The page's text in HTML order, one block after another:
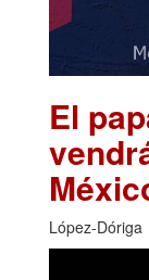
El
López-Dóriga